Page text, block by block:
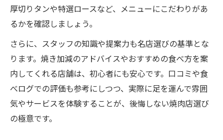
個室で過ごす東京駅周辺の焼肉極上体験
焼肉個室で叶う東京駅の極上プライベート
接待やデートに最適な焼肉個室の選び方
東京駅周辺で個室焼肉を満喫するポイント
焼肉個室の魅力と東京駅おすすめ店紹介
焼肉を個室で味わう贅沢な時間の過ごし方
接待やデートに最適な焼肉の秘訣を紹介
焼肉接待やデート成功のための店選び術
厚切りタンや特選ロースなど、メニューにこだわりがあ
るかを確認しましょう。
さらに、スタッフの知識や提案力も名店選びの基準とな
ります。焼き加減のアドバイスやおすすめの食べ方を案
内してくれる店舗は、初心者にも安心です。口コミや食
べログでの評価も参考にしつつ、実際に足を運んで雰囲
気やサービスを体験することが、後悔しない焼肉店選び
の極意です。